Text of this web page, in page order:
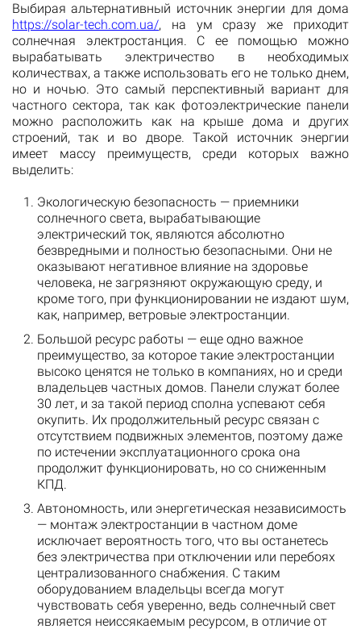
Выбирая альтернативный источник энергии для дома
https://solar-tech.com.ua/, на ум сразу же приходит
солнечная электростанция. С ее помощью можно
вырабатывать электричество в необходимых
количествах, а также использовать его не только днем,
но и ночью. Это самый перспективный вариант для
частного сектора, так как фотоэлектрические панели
можно расположить как на крыше дома и других
строений, так и во дворе. Такой источник энергии
имеет массу преимуществ, среди которых важно
выделить:
Экологическую безопасность — приемники
солнечного света, вырабатывающие
электрический ток, являются абсолютно
безвредными и полностью безопасными. Они не
оказывают негативное влияние на здоровье
человека, не загрязняют окружающую среду, и
кроме того, при функционировании не издают шум,
как, например, ветровые электростанции.
Большой ресурс работы — еще одно важное
преимущество, за которое такие электростанции
высоко ценятся не только в компаниях, но и среди
владельцев частных домов. Панели служат более
30 лет, и за такой период сполна успевают себя
окупить. Их продолжительный ресурс связан с
отсутствием подвижных элементов, поэтому даже
по истечении эксплуатационного срока она
продолжит функционировать, но со сниженным
КПД.
Автономность, или энергетическая независимость
— монтаж электростанции в частном доме
исключает вероятность того, что вы останетесь
без электричества при отключении или перебоях
централизованного снабжения. С таким
оборудованием владельцы всегда могут
чувствовать себя уверенно, ведь солнечный свет
является неиссякаемым ресурсом, в отличие от